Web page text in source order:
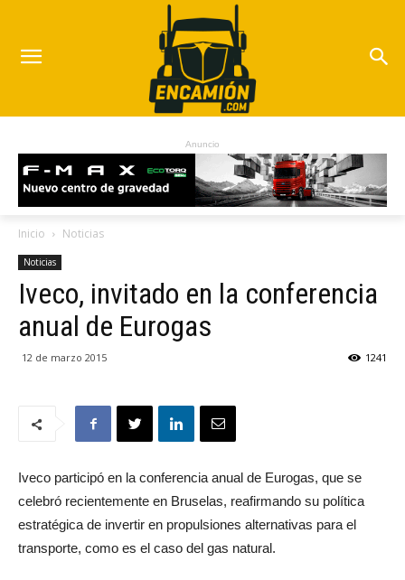
Anuncio
Inicio Noticias
Noticias
Iveco, invitado en la conferencia
anual de Eurogas
12 de marzo 2015 1241
Iveco participó en la conferencia anual de Eurogas, que se
celebró recientemente en Bruselas, reafirmando su política
estratégica de invertir en propulsiones alternativas para el
transporte, como es el caso del gas natural.